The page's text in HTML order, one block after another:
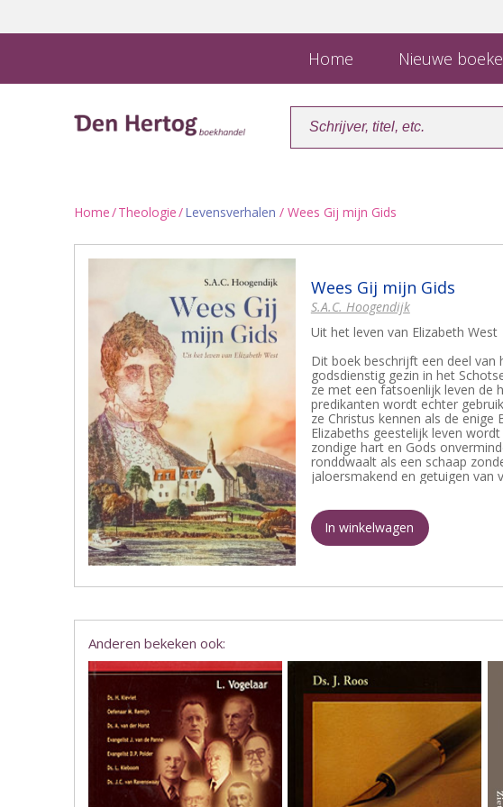
Home Nieuwe
Home/Theologie/Levensverhalen / Wees Gij mijn Gids
Wees Gij mijn Gids
S.A.C. Hoogendijk
Uit het leven van Elizabeth West
Dit boek beschrijft een deel van
godsdienstig gezin in het
ze met een fatsoenlijk leven de
predikanten wordt echter
ze Christus kennen als de
Elizabeths geestelijk leven
zondige hart en Gods
ronddwaalt als een schaap
jaloersmakend en getuigen van
In winkelwagen
Anderen bekeken ook: